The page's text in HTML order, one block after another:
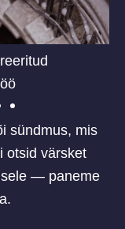
sündmus, mis
otsid värsket
— paneme